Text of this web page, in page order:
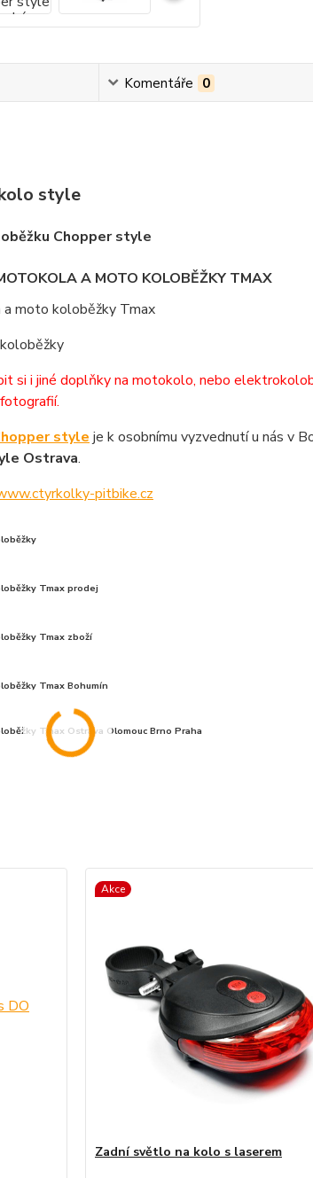
Komentáře 0
style
Chopper style
A MOTO KOLOBĚŽKY TMAX
moto koloběžky Tmax
si i jiné doplňky na motokolo, nebo
style je k osobnímu vyzvednutí u nás v
Ostrava.
pitbike.cz
Tmax prodej
Tmax zboží
Tmax Bohumín
Tmax Ostrava Olomouc Brno Praha
Akce
Zadní světlo na kolo s laserem